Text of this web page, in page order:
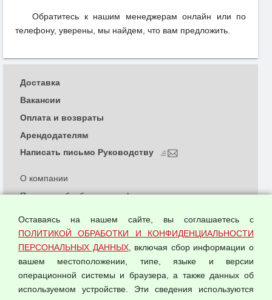
Обратитесь к нашим менеджерам онлайн или по
телефону, уверены, мы найдем, что вам предложить.
О компании
Политика обработки и конфиденциальности
Согласием на обработку персональных данных
Оферта оптовой купли-продажи
Публичная оферта
Доставка
Вакансии
Оплата и возвраты
Арендодателям
Написать письмо Руководству
Оставаясь на нашем сайте, вы соглашаетесь с
ПОЛИТИКОЙ ОБРАБОТКИ И КОНФИДЕНЦИАЛЬНОСТИ
ПЕРСОНАЛЬНЫХ ДАННЫХ, включая сбор информации о
вашем местоположении, типе, языке и версии
операционной системы и браузера, а также данных об
используемом устройстве. Эти сведения используются